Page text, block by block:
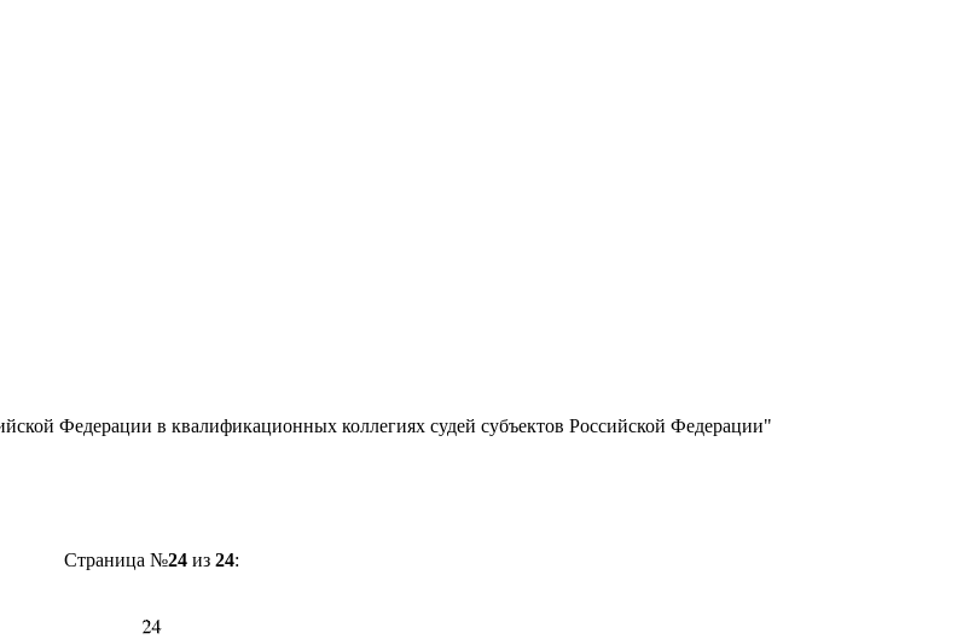
Федерации в квалификационных коллегиях судей субъектов Российской Федерации"
Страница №24из 24: